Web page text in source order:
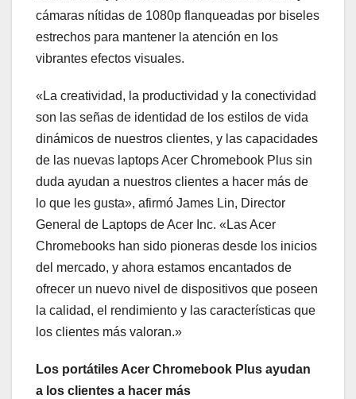
cámaras nítidas de 1080p flanqueadas por biseles
estrechos para mantener la atención en los
vibrantes efectos visuales.
«La creatividad, la productividad y la conectividad
son las señas de identidad de los estilos de vida
dinámicos de nuestros clientes, y las capacidades
de las nuevas laptops Acer Chromebook Plus sin
duda ayudan a nuestros clientes a hacer más de
lo que les gusta», afirmó James Lin, Director
General de Laptops de Acer Inc. «Las Acer
Chromebooks han sido pioneras desde los inicios
del mercado, y ahora estamos encantados de
ofrecer un nuevo nivel de dispositivos que poseen
la calidad, el rendimiento y las características que
los clientes más valoran.»
Los portátiles Acer Chromebook Plus ayudan
a los clientes a hacer más